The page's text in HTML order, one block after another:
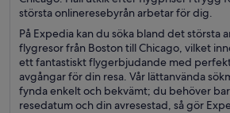
största onlineresebyrån arbetar för dig.
På Expedia kan du söka bland det största
flygresor från Boston till Chicago, vilket
ett fantastiskt flygerbjudande med
avgångar för din resa. Vår lättanvända
fynda enkelt och bekvämt; du behöver
resedatum och din avresestad, så gör